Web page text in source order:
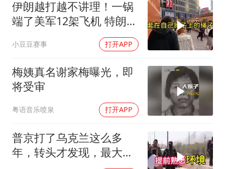
中国女篮70-67险胜尼日利亚女篮
“新疆阿勒泰八月能滑雪”不实
国防部：坚决反制任何闹海挑衅图谋
夯实基础开新局
伊朗越打越不讲理！一锅
端了美军12架飞机 特朗普
小豆豆赛事 打开APP
梅姨真名谢家梅曝光，即
将受审
粤语音乐喷泉 打开APP
普京打了乌克兰这么多
年，转头才发现，最大的